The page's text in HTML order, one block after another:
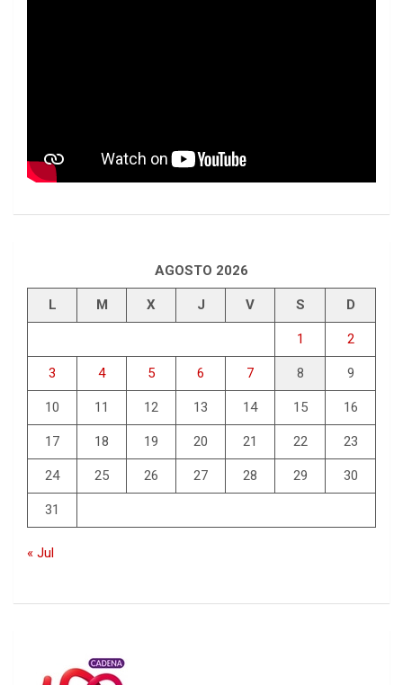
AGOSTO 2026
L M X J V S D
1 2
3 4 5 6 7 8 9
10 11 12 13 14 15 16
17 18 19 20 21 22 23
24 25 26 27 28 29 30
31
« Jul